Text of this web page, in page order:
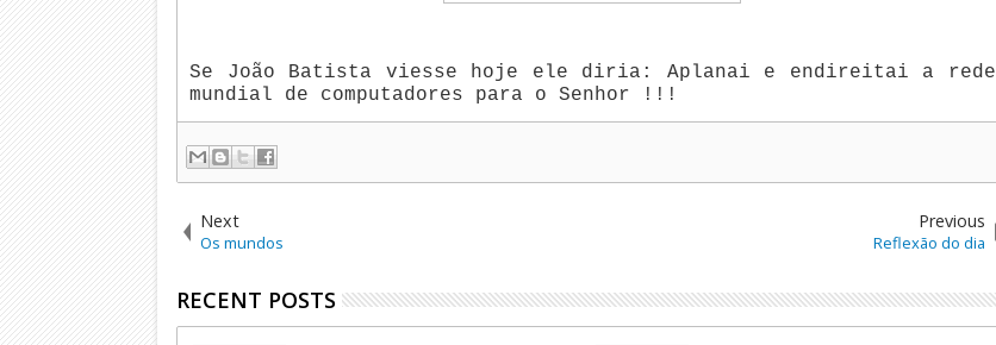
Se João Batista viesse hoje ele diria: Aplanai e endireitai a rede
mundial de computadores para o Senhor !!!
Next
Os mundos
Previous
Reflexão do dia
RECENT POSTS